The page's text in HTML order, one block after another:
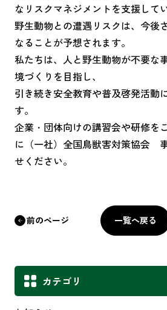
なリスクマネジメントを支援して
野生動物との遭遇リスクは、今後
なることが予想されます。
私たちは、人と野生動物が不要な
境づくりを目指し、
引き続き安全教育や普及啓発活動
す。
企業・団体向けの講習会や研修を
に（一社）全国鳥獣害対策協会
せください。
前のページ 一覧へ戻る
カテゴリ